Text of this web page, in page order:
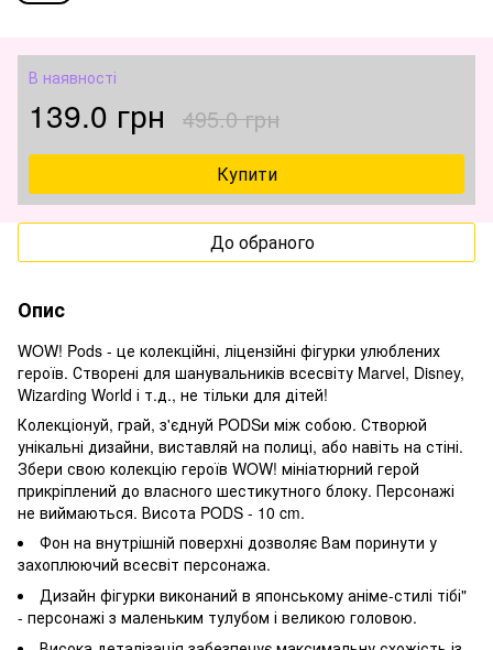
В наявності
139.0 грн 495.0 грн
Купити
До обраного
Опис
WOW! Pods - це колекційні, ліцензійні фігурки улюблених
героїв. Створені для шанувальників всесвіту Marvel, Disney,
Wizarding World і т.д., не тільки для дітей!
Колекціонуй, грай, з'єднуй PODSи між собою. Створюй
унікальні дизайни, виставляй на полиці, або навіть на стіні.
Збери свою колекцію героїв WOW! мініатюрний герой
прикріплений до власного шестикутного блоку. Персонажі
не виймаються. Висота PODS - 10 cm.
Фон на внутрішній поверхні дозволяє Вам поринути у
захоплюючий всесвіт персонажа.
Дизайн фігурки виконаний в японському аніме-стилі тібі"
- персонажі з маленьким тулубом і великою головою.